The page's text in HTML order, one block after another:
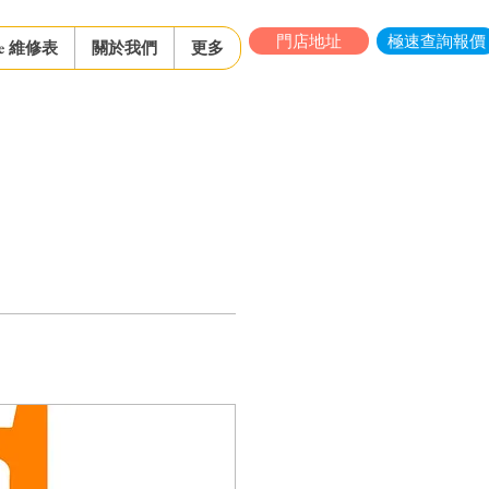
維修表 關於我們 更多 門店地址 極速查詢報價